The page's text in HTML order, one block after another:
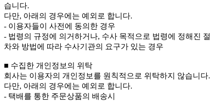
습니다.
다만, 아래의 경우에는 예외로 합니다.
- 이용자들이 사전에 동의한 경우
- 법령의 규정에 의거하거나, 수사 목적으로 법령에 정해진 절
차와 방법에 따라 수사기관의 요구가 있는 경우
■ 수집한 개인정보의 위탁
회사는 이용자의 개인정보를 원칙적으로 위탁하지 않습니다.
다만, 아래의 경우에는 예외로 합니다.
- 택배를 통한 주문상품의 배송시